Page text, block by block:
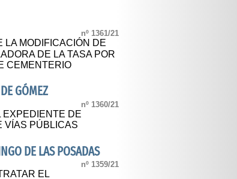
nº 1361/21
LA MODIFICACIÓN DE
DE LA TASA POR
CEMENTERIO
GÓMEZ
nº 1360/21
EXPEDIENTE DE
VÍAS PÚBLICAS
DE LAS POSADAS
nº 1359/21
EL